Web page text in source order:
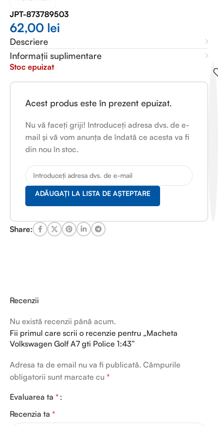
JPT-873789503
62,00 lei
Descriere
Informații suplimentare
Stoc epuizat
Acest produs este în prezent epuizat.
Nu vă faceți griji! Introduceți adresa dvs. de e-
mail și vă vom anunța de îndată ce acesta va fi
din nou în stoc.
ADĂUGAȚI LA LISTA DE AȘTEPTARE
Share:
Recenzii
Nu există recenzii până acum.
Fii primul care scrii o recenzie pentru „Macheta
Volkswagen Golf A7 gti Police 1:43”
Adresa ta de email nu va fi publicată. Câmpurile
obligatorii sunt marcate cu *
Evaluarea ta *
Recenzia ta *